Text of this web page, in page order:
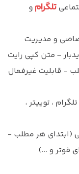
تلگرام و
و مدیریت
- متن کپی رایت
- قابلیت غیرفعال
، توییتر ،
(ابتدای هر مطلب -
فوتر و ...)